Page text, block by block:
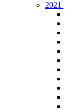
2021